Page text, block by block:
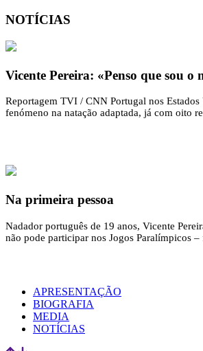
NOTÍCIAS
Vicente Pereira: «Penso que sou
Reportagem TVI / CNN Portugal nos
fenómeno na natação adaptada, já com oito
Na primeira pessoa
Nadador português de 19 anos, Vicente
não pode participar nos Jogos Paralímpicos
APRESENTAÇÃO
BIOGRAFIA
MEDIA
NOTÍCIAS